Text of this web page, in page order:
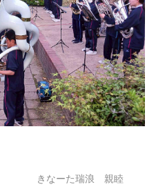
きなーた瑞浪 親睦